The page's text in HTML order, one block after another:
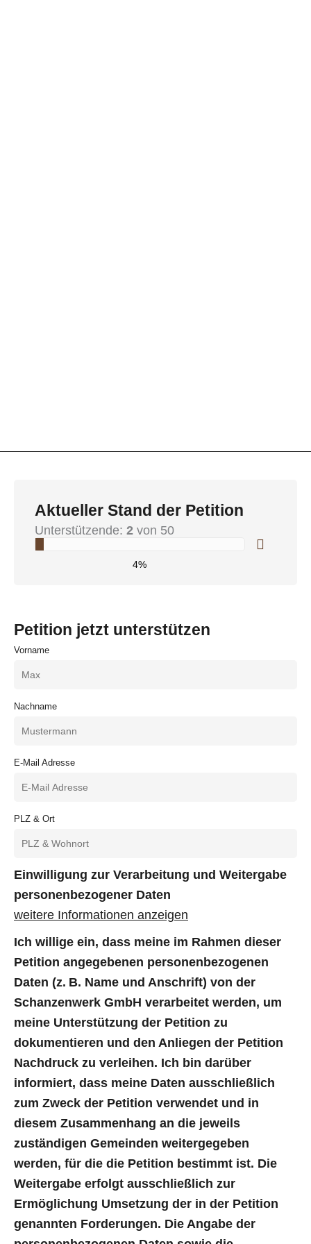
Aktueller Stand der Petition
Unterstützende: 2 von 50
4%
Petition jetzt unterstützen
Vorname
Nachname
E-Mail Adresse
PLZ & Ort
Einwilligung zur Verarbeitung und Weitergabe
personenbezogener Daten
weitere Informationen anzeigen
Ich willige ein, dass meine im Rahmen dieser
Petition angegebenen personenbezogenen
Daten (z. B. Name und Anschrift) von der
Schanzenwerk GmbH verarbeitet werden, um
meine Unterstützung der Petition zu
dokumentieren und den Anliegen der Petition
Nachdruck zu verleihen. Ich bin darüber
informiert, dass meine Daten ausschließlich
zum Zweck der Petition verwendet und in
diesem Zusammenhang an die jeweils
zuständigen Gemeinden weitergegeben
werden, für die die Petition bestimmt ist. Die
Weitergabe erfolgt ausschließlich zur
Ermöglichung Umsetzung der in der Petition
genannten Forderungen. Die Angabe der